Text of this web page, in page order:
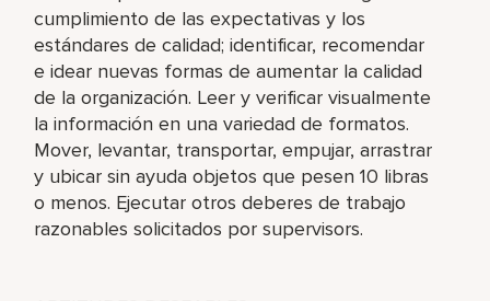
cumplimiento de las expectativas y los
estándares de calidad; identificar, recomendar
e idear nuevas formas de aumentar la calidad
de la organización. Leer y verificar visualmente
la información en una variedad de formatos.
Mover, levantar, transportar, empujar, arrastrar
y ubicar sin ayuda objetos que pesen 10 libras
o menos. Ejecutar otros deberes de trabajo
razonables solicitados por supervisors.